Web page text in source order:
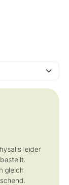
leider
gleich